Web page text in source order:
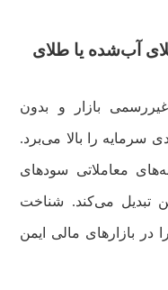
آب‌شده یا طلای
بازار و بدون
را بالا می‌برد.
معاملاتی سودهای
تبدیل می‌کند. شناخت
بازارهای مالی ایمن